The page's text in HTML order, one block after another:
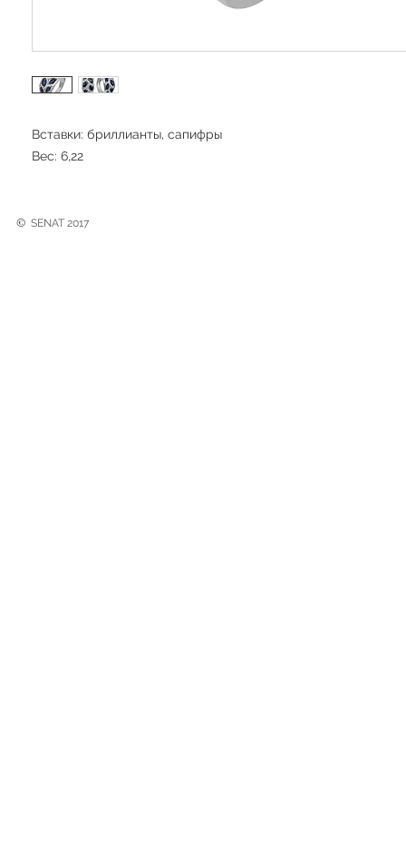
Вставки: бриллианты, сапифры
Вес: 6,22
© SENAT 2017